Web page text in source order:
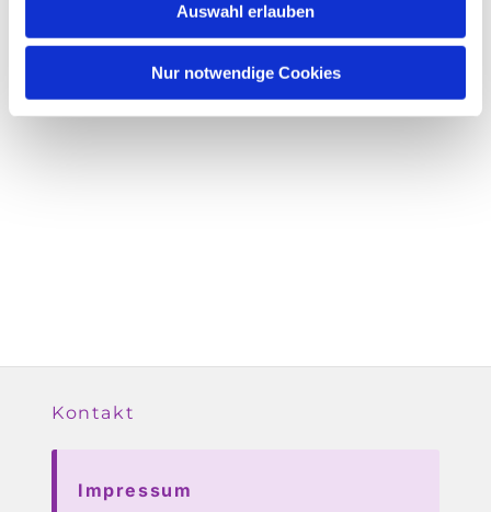
Auswahl erlauben
Nur notwendige Cookies
Kontakt
Impressum